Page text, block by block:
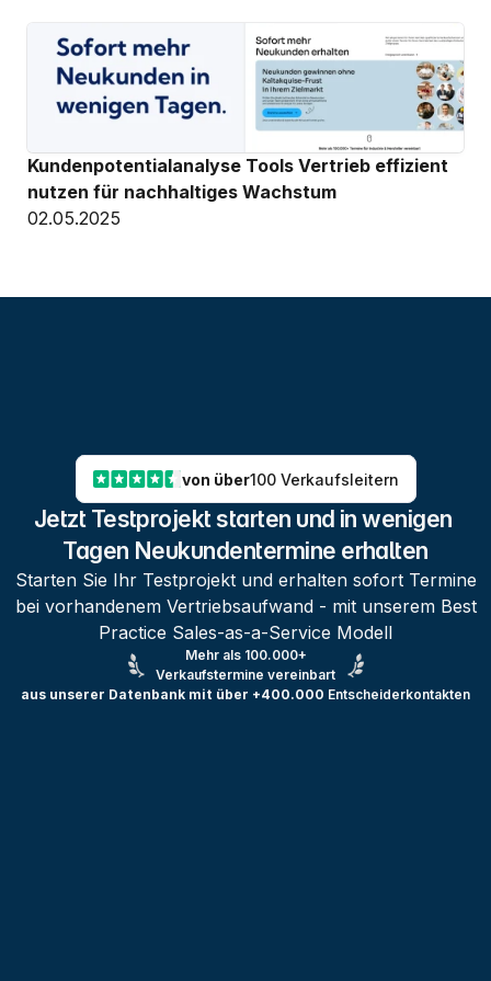
Kundenpotentialanalyse Tools Vertrieb effizient
nutzen für nachhaltiges Wachstum
02.05.2025
von über100 Verkaufsleitern
Jetzt Testprojekt starten und in wenigen
Tagen Neukundentermine erhalten
Starten Sie Ihr Testprojekt und erhalten sofort Termine
bei vorhandenem Vertriebsaufwand - mit unserem Best
Practice Sales-as-a-Service Modell
Mehr als 100.000+
Verkaufstermine vereinbart
aus unserer Datenbank mit über +400.000 Entscheiderkontakten